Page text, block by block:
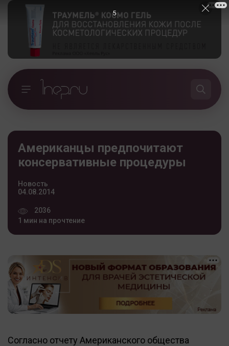
Американцы предпочитают
консервативные процедуры
Новость
04.08.2014
2036
1 мин на прочтение
Согласно отчету Американского общества
5